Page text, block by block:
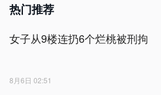
热门推荐
女子从9楼连扔6个烂桃被刑拘
8月6日 02:51